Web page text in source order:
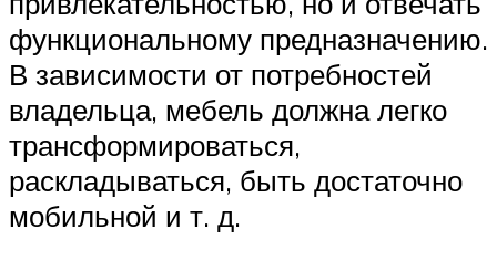
функциональному предназначению.
В зависимости от потребностей
владельца, мебель должна легко
трансформироваться,
раскладываться, быть достаточно
мобильной и т. д.